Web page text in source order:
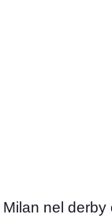
nel derby